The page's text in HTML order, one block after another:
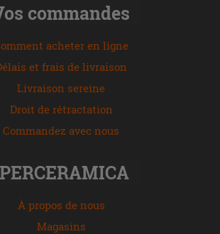
commandes
acheter en ligne
et frais de livraison
Livraison sereine
Droit de rétractation
Commandez avec nous
À propos de nous
Magasins